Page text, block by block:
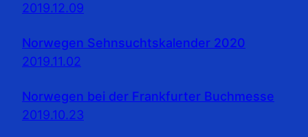
2019.12.09
Norwegen Sehnsuchtskalender 2020
2019.11.02
Norwegen bei der Frankfurter Buchmesse
2019.10.23